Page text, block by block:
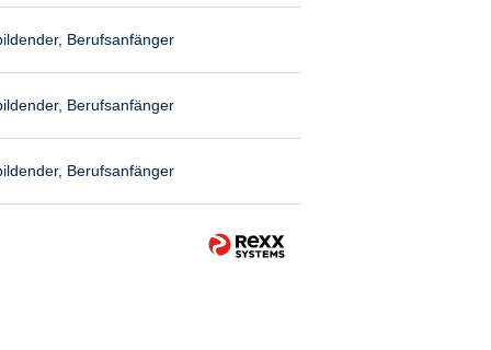
Berufsanfänger
Berufsanfänger
Berufsanfänger